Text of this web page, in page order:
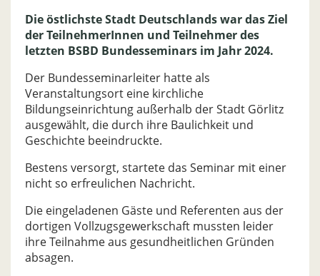
Die östlichste Stadt Deutschlands war das Ziel
der TeilnehmerInnen und Teilnehmer des
letzten BSBD Bundesseminars im Jahr 2024.
Der Bundesseminarleiter hatte als
Veranstaltungsort eine kirchliche
Bildungseinrichtung außerhalb der Stadt Görlitz
ausgewählt, die durch ihre Baulichkeit und
Geschichte beeindruckte.
Bestens versorgt, startete das Seminar mit einer
nicht so erfreulichen Nachricht.
Die eingeladenen Gäste und Referenten aus der
dortigen Vollzugsgewerkschaft mussten leider
ihre Teilnahme aus gesundheitlichen Gründen
absagen.